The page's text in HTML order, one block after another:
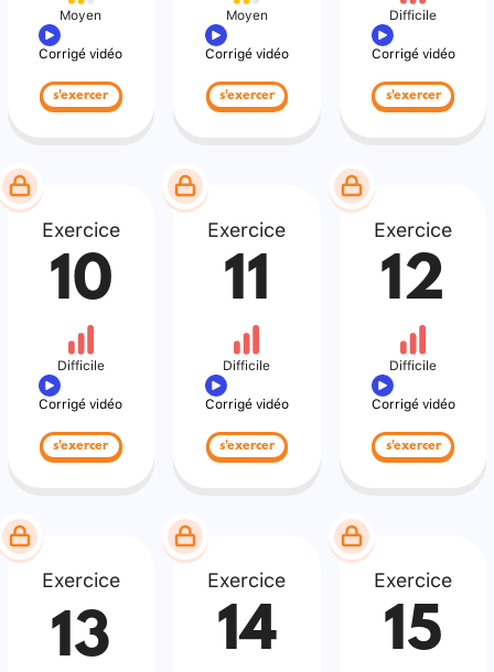
Moyen
Corrigé vidéo
s'exercer
Moyen
Corrigé vidéo
s'exercer
Difficile
Corrigé vidéo
s'exercer
Exercice
10
Difficile
Corrigé vidéo
s'exercer
Exercice
11
Difficile
Corrigé vidéo
s'exercer
Exercice
12
Difficile
Corrigé vidéo
s'exercer
Exercice
13
Exercice
14
Exercice
15